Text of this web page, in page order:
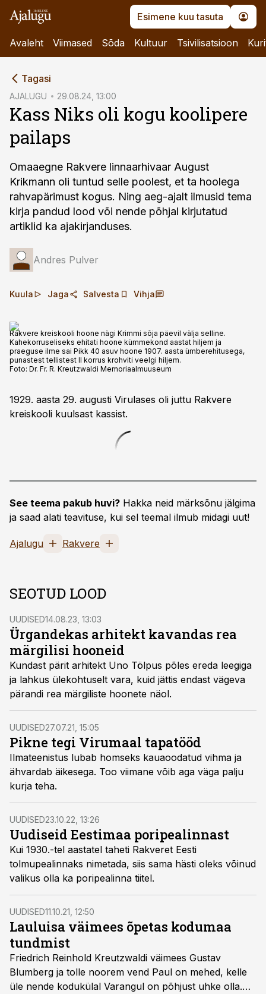
Esimene kuu tasuta
Avaleht Viimased Sõda Kultuur Tsivilisatsioon
Tagasi
AJALUGU 29.08.24, 13:00
Kass Niks oli kogu koolipere
pailaps
Omaaegne Rakvere linnaarhivaar August
Krikmann oli tuntud selle poolest, et ta hoolega
rahvapärimust kogus. Ning aeg-ajalt ilmusid tema
kirja pandud lood või nende põhjal kirjutatud
artiklid ka ajakirjanduses.
Andres Pulver
Kuula Jaga Salvesta Vihja
Rakvere kreiskooli hoone nägi Krimmi sõja päevil välja selline.
Kahekorruseliseks ehitati hoone kümmekond aastat hiljem ja
praeguse ilme sai Pikk 40 asuv hoone 1907. aasta ümberehitusega,
punastest tellistest II korrus krohviti veelgi hiljem.
Foto: Dr. Fr. R. Kreutzwaldi Memoriaalmuuseum
1929. aasta 29. augusti Virulases oli juttu Rakvere
kreiskooli kuulsast kassist.
See teema pakub huvi? Hakka neid märksõnu jälgima
ja saad alati teavituse, kui sel teemal ilmub midagi uut!
Ajalugu Rakvere
SEOTUD LOOD
UUDISED14.08.23, 13:03
Ürgandekas arhitekt kavandas rea
märgilisi hooneid
Kundast pärit arhitekt Uno Tölpus põles ereda leegiga
ja lahkus ülekohtuselt vara, kuid jättis endast vägeva
pärandi rea märgiliste hoonete näol.
UUDISED27.07.21, 15:05
Pikne tegi Virumaal tapatööd
Ilmateenistus lubab homseks kauaoodatud vihma ja
ähvardab äikesega. Too viimane võib aga väga palju
kurja teha.
UUDISED23.10.22, 13:26
Uudiseid Eestimaa poripealinnast
Kui 1930.-tel aastatel taheti Rakveret Eesti
tolmupealinnaks nimetada, siis sama hästi oleks võinud
valikus olla ka poripealinna tiitel.
UUDISED11.10.21, 12:50
Lauluisa väimees õpetas kodumaa
tundmist
Friedrich Reinhold Kreutzwaldi väimees Gustav
Blumberg ja tolle noorem vend Paul on mehed, kelle
üle nende kodukülal Varangul on põhjust uhke olla.